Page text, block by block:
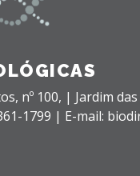
nº 100, | Jardim
1799 | E-mail: